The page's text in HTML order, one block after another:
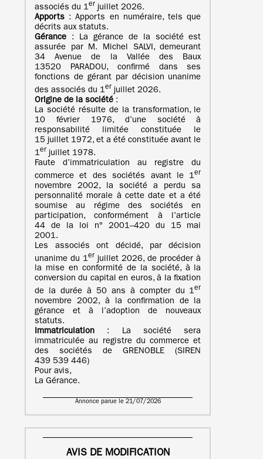
associés du 1er
juillet 2026.
Apports : Apports en numéraire, tels que
décrits aux statuts.
Gérance : La gérance de la société est
assurée par M. Michel SALVI, demeurant
34 Avenue de la Vallée des Baux
13520 PARADOU, confirmé dans ses
fonctions de gérant par décision unanime
des associés du 1er
juillet 2026.
Origine de la société :
La société résulte de la transformation, le
10 février 1976, d’une société à
responsabilité limitée constituée le
15 juillet 1972, et a été constituée avant le
1er juillet 1978.
Faute d’immatriculation au registre du
commerce et des sociétés avant le 1er
novembre 2002, la société a perdu sa
personnalité morale à cette date et a été
soumise au régime des sociétés en
participation, conformément à l’article
44 de la loi n° 2001–420 du 15 mai
2001.
Les associés ont décidé, par décision
unanime du 1er juillet 2026, de procéder à
la mise en conformité de la société, à la
conversion du capital en euros, à la fixation
de la durée à 50 ans à compter du 1er
novembre 2002, à la confirmation de la
gérance et à l’adoption de nouveaux
statuts.
Immatriculation : La société sera
immatriculée au registre du commerce et
des sociétés de GRENOBLE (SIREN
439 539 446)
Pour avis,
La Gérance.
Annonce parue le 21/07/2026
AVIS DE MODIFICATION